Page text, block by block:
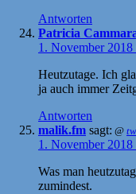
Antworten
Patricia
1. November
Heutzutage. Ich
ja auch immer
Antworten
malik.fm sagt: @
1. November
Was man
zumindest.